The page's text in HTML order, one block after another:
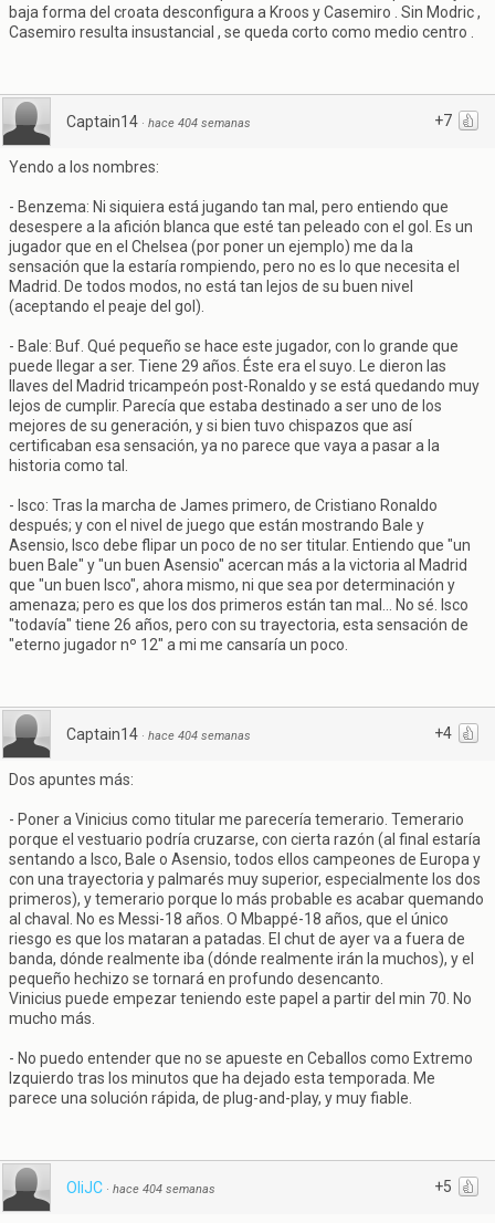
baja forma del croata desconfigura a Kroos y Casemiro . Sin Modric ,
Casemiro resulta insustancial , se queda corto como medio centro .
+7
Captain14 · hace 404 semanas
Yendo a los nombres:
- Benzema: Ni siquiera está jugando tan mal, pero entiendo que
desespere a la afición blanca que esté tan peleado con el gol. Es un
jugador que en el Chelsea (por poner un ejemplo) me da la
sensación que la estaría rompiendo, pero no es lo que necesita el
Madrid. De todos modos, no está tan lejos de su buen nivel
(aceptando el peaje del gol).
- Bale: Buf. Qué pequeño se hace este jugador, con lo grande que
puede llegar a ser. Tiene 29 años. Éste era el suyo. Le dieron las
llaves del Madrid tricampeón post-Ronaldo y se está quedando muy
lejos de cumplir. Parecía que estaba destinado a ser uno de los
mejores de su generación, y si bien tuvo chispazos que así
certificaban esa sensación, ya no parece que vaya a pasar a la
historia como tal.
- Isco: Tras la marcha de James primero, de Cristiano Ronaldo
después; y con el nivel de juego que están mostrando Bale y
Asensio, Isco debe flipar un poco de no ser titular. Entiendo que "un
buen Bale" y "un buen Asensio" acercan más a la victoria al Madrid
que "un buen Isco", ahora mismo, ni que sea por determinación y
amenaza; pero es que los dos primeros están tan mal... No sé. Isco
"todavía" tiene 26 años, pero con su trayectoria, esta sensación de
"eterno jugador nº 12" a mi me cansaría un poco.
+4
Captain14 · hace 404 semanas
Dos apuntes más:
- Poner a Vinicius como titular me parecería temerario. Temerario
porque el vestuario podría cruzarse, con cierta razón (al final estaría
sentando a Isco, Bale o Asensio, todos ellos campeones de Europa y
con una trayectoria y palmarés muy superior, especialmente los dos
primeros), y temerario porque lo más probable es acabar quemando
al chaval. No es Messi-18 años. O Mbappé-18 años, que el único
riesgo es que los mataran a patadas. El chut de ayer va a fuera de
banda, dónde realmente iba (dónde realmente irán la muchos), y el
pequeño hechizo se tornará en profundo desencanto.
Vinicius puede empezar teniendo este papel a partir del min 70. No
mucho más.
- No puedo entender que no se apueste en Ceballos como Extremo
Izquierdo tras los minutos que ha dejado esta temporada. Me
parece una solución rápida, de plug-and-play, y muy fiable.
+5
OliJC · hace 404 semanas